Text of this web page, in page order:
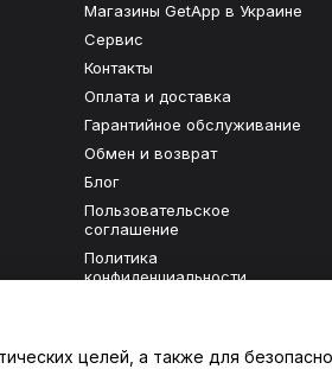
Магазины GetApp в Украине
Сервис
Контакты
Оплата и доставка
Гарантийное обслуживание
Обмен и возврат
Блог
Пользовательское
соглашение
Политика
конфиденциальности
Мы в соцсетях
целей, а также для